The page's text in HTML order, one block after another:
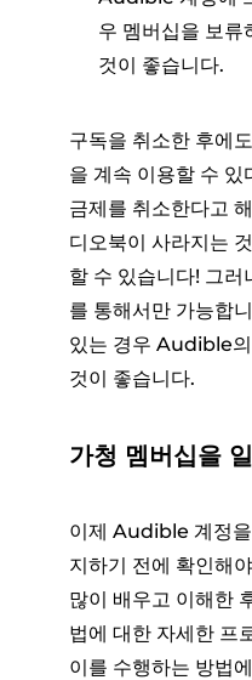
우 멤버십을 보류
것이 좋습니다.
구독을 취소한 후에
을 계속 이용할 수 있
금제를 취소한다고
디오북이 사라지는
할 수 있습니다! 그러
를 통해서만 가능합
있는 경우 Audible
것이 좋습니다.
가청 멤버십을
이제 Audible 계정
지하기 전에 확인해
많이 배우고 이해한
법에 대한 자세한 프
이를 수행하는 방법